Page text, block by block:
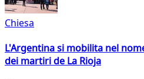
Chiesa
L'Argentina si mobilita nel
dei martiri de La Rioja